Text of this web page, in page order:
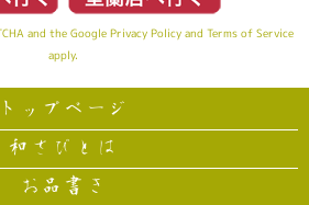
and the Google Privacy Policy and Terms of Service
apply.
トップページ
和さびとは
お品書き